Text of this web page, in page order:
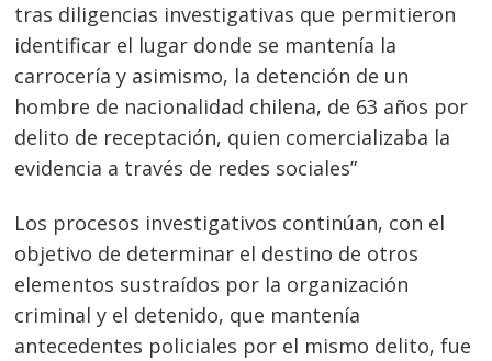
tras diligencias investigativas que permitieron
identificar el lugar donde se mantenía la
carrocería y asimismo, la detención de un
hombre de nacionalidad chilena, de 63 años por
delito de receptación, quien comercializaba la
evidencia a través de redes sociales”
Los procesos investigativos continúan, con el
objetivo de determinar el destino de otros
elementos sustraídos por la organización
criminal y el detenido, que mantenía
antecedentes policiales por el mismo delito, fue
Navegación
de
entradas